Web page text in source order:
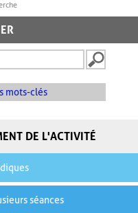
mots-clés
DE L'ACTIVITÉ
séances